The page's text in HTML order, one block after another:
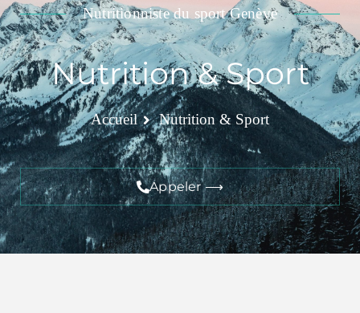
Nutritionniste du sport Genève
Nutrition & Sport
Accueil Nutrition & Sport
Appeler ⟶